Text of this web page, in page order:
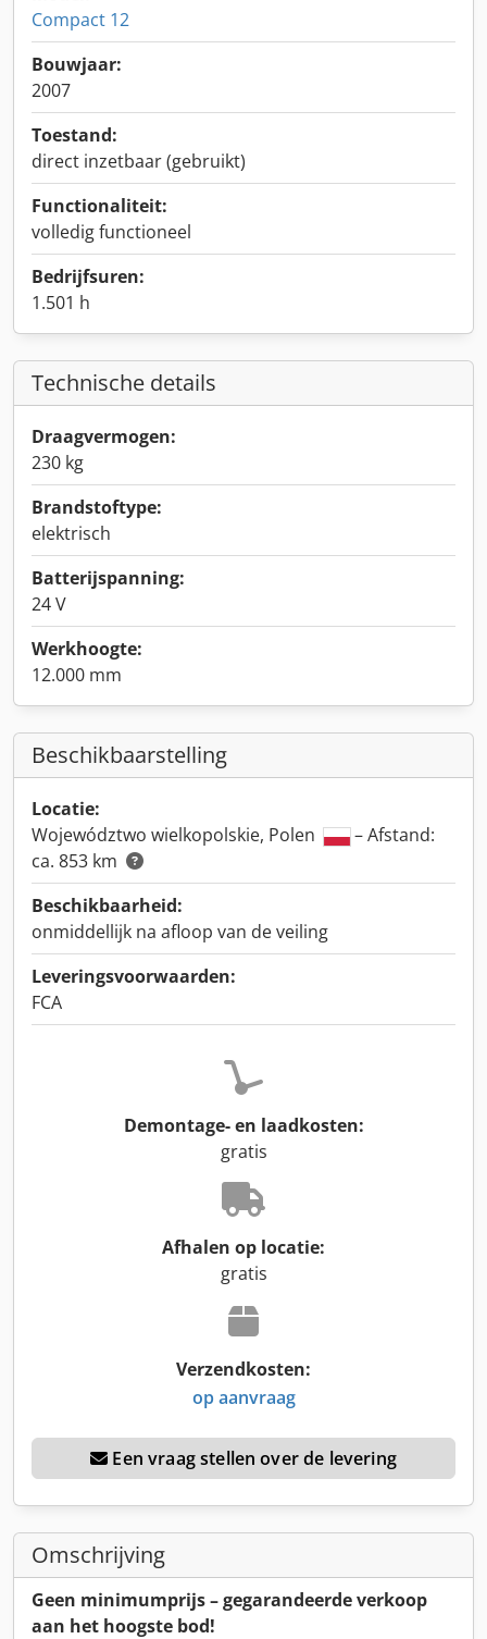
Compact 12
Bouwjaar:
2007
Toestand:
direct inzetbaar (gebruikt)
Functionaliteit:
volledig functioneel
Bedrijfsuren:
1.501 h
Technische details
Draagvermogen:
230 kg
Brandstoftype:
elektrisch
Batterijspanning:
24 V
Werkhoogte:
12.000 mm
Beschikbaarstelling
Locatie:
Województwo wielkopolskie, Polen
– Afstand:
ca. 853 km
Beschikbaarheid:
onmiddellijk na afloop van de veiling
Leveringsvoorwaarden:
FCA
Demontage- en laadkosten:
gratis
Afhalen op locatie:
gratis
Verzendkosten:
op aanvraag
Een vraag stellen over de levering
Omschrijving
Geen minimumprijs – gegarandeerde verkoop
aan het hoogste bod!